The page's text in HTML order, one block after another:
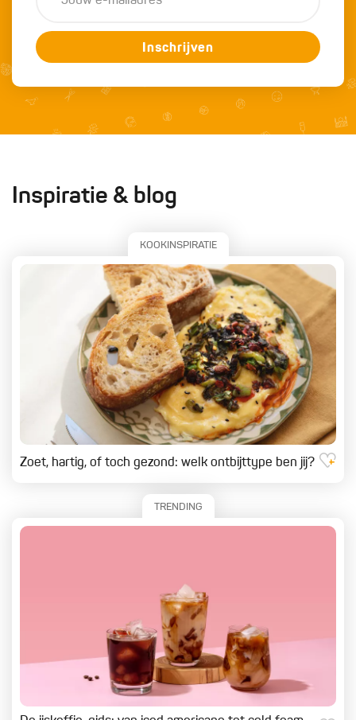
Inschrijven
Inspiratie & blog
KOOKINSPIRATIE
Zoet, hartig, of toch gezond: welk ontbijttype ben jij?
TRENDING